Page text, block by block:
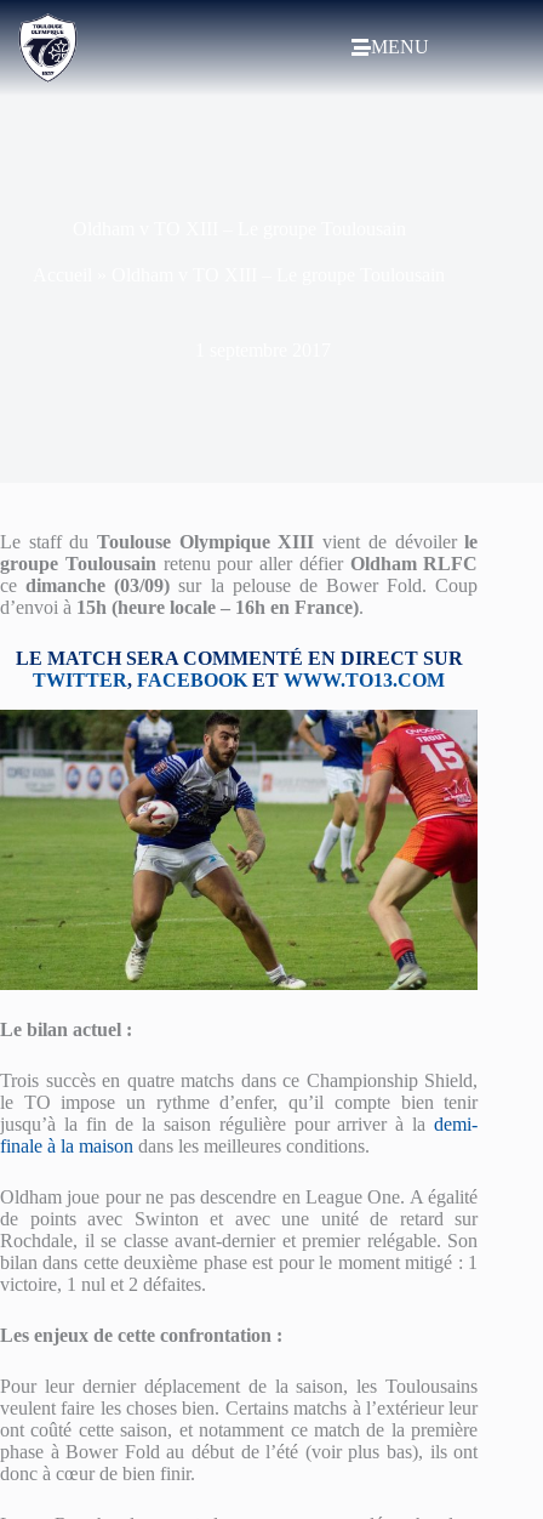
MENU
Le staff duToulouse Olympique XIII vient de dévoilerle
groupe Toulousain retenu pour aller défier Oldham RLFC
cedimanche (03/09) sur la pelouse de Bower Fold. Coup
d’envoi à 15h (heure locale – 16h en France).
LE MATCH SERA COMMENTÉ EN DIRECT SUR
TWITTER,FACEBOOK ETWWW.TO13.COM
Le bilan actuel :
Trois succès en quatre matchs dans ce Championship Shield,
le TO impose un rythme d’enfer, qu’il compte bien tenir
jusqu’à la fin de la saison régulière pour arriver à lademi-
finale à la maison dans les meilleures conditions.
Oldham joue pour ne pas descendre en League One. A égalité
de points avec Swinton et avec une unité de retard sur
Rochdale, il se classe avant-dernier et premier relégable. Son
bilan dans cette deuxième phase est pour le moment mitigé : 1
victoire, 1 nul et 2 défaites.
Les enjeux de cette confrontation :
Pour leur dernier déplacement de la saison, les Toulousains
veulent faire les choses bien. Certains matchs à l’extérieur leur
ont coûté cette saison, et notamment ce match de la première
phase à Bower Fold au début de l’été (voir plus bas), ils ont
donc à cœur de bien finir.